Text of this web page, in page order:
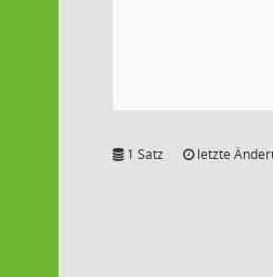
1 Satz letzte